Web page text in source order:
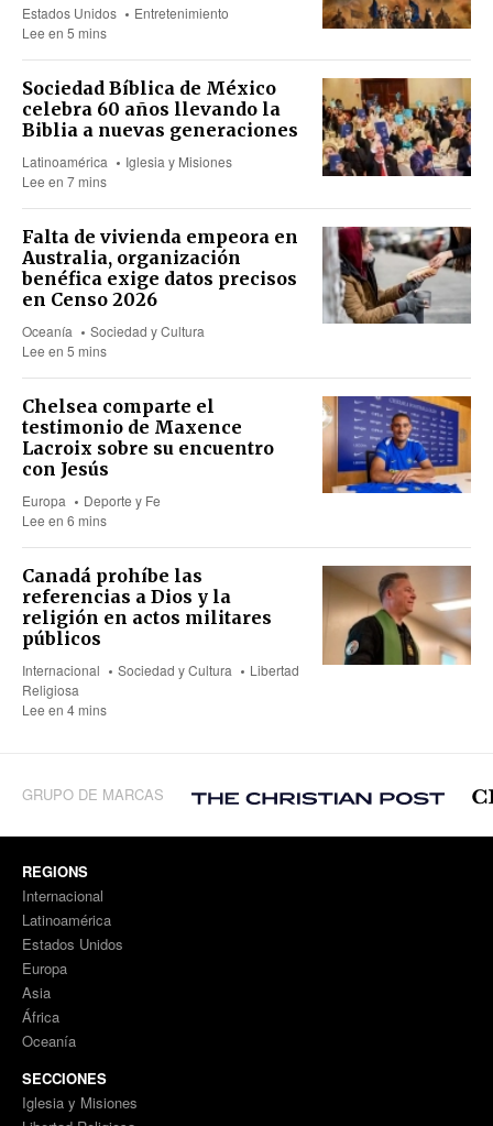
Estados Unidos
Entretenimiento
Lee en 5 mins
Sociedad Bíblica de México
celebra 60 años llevando la
Biblia a nuevas generaciones
Latinoamérica
Iglesia y Misiones
Lee en 7 mins
Falta de vivienda empeora en
Australia, organización
benéfica exige datos precisos
en Censo 2026
Oceanía
Sociedad y Cultura
Lee en 5 mins
Chelsea comparte el
testimonio de Maxence
Lacroix sobre su encuentro
con Jesús
Europa
Deporte y Fe
Lee en 6 mins
Canadá prohíbe las
referencias a Dios y la
religión en actos militares
públicos
Internacional Sociedad y Cultura
Libertad
Religiosa
Lee en 4 mins
GRUPO DE MARCAS
REGIONS
Internacional
Latinoamérica
Estados Unidos
Europa
Asia
África
Oceanía
SECCIONES
Iglesia y Misiones